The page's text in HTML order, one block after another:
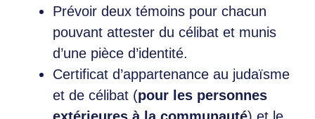
Prévoir deux témoins pour chacun
pouvant attester du célibat et munis
d’une pièce d’identité.
Certificat d’appartenance au judaïsme
et de célibat (pour les personnes